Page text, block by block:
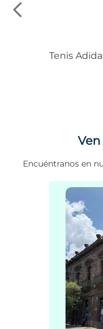
Tenis
Encuéntranos en